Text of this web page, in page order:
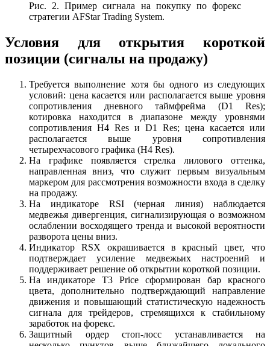
Рис. 2. Пример сигнала на покупку по форекс
стратегии AFStar Trading System.
Условия для открытия короткой
позиции (сигналы на продажу)
Требуется выполнение хотя бы одного из следующих
условий: цена касается или располагается выше уровня
сопротивления дневного таймфрейма (D1 Res);
котировка находится в диапазоне между уровнями
сопротивления Н4 Res и D1 Res; цена касается или
располагается выше уровня сопротивления
четырехчасового графика (H4 Res).
На графике появляется стрелка лилового оттенка,
направленная вниз, что служит первым визуальным
маркером для рассмотрения возможности входа в сделку
на продажу.
На индикаторе RSI (черная линия) наблюдается
медвежья дивергенция, сигнализирующая о возможном
ослаблении восходящего тренда и высокой вероятности
разворота цены вниз.
Индикатор RSX окрашивается в красный цвет, что
подтверждает усиление медвежьих настроений и
поддерживает решение об открытии короткой позиции.
На индикаторе T3 Price сформирован бар красного
цвета, дополнительно подтверждающий направление
движения и повышающий статистическую надежность
сигнала для трейдеров, стремящихся к стабильному
заработок на форекс.
Защитный ордер стоп-лосс устанавливается на